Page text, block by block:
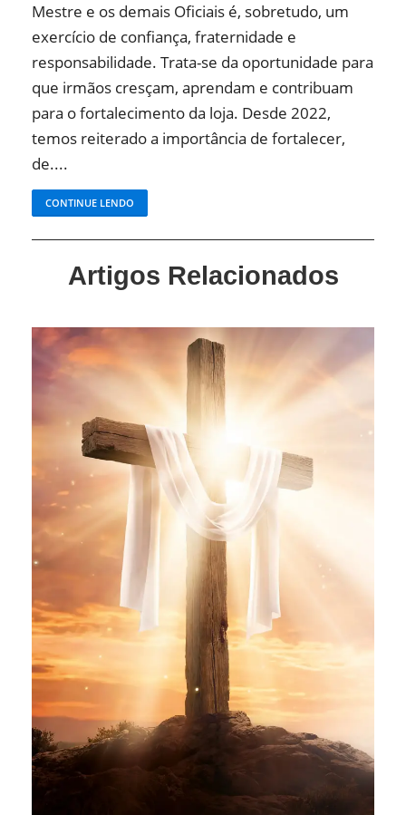
Mestre e os demais Oficiais é, sobretudo, um
exercício de confiança, fraternidade e
responsabilidade. Trata-se da oportunidade para
que irmãos cresçam, aprendam e contribuam
para o fortalecimento da loja. Desde 2022,
temos reiterado a importância de fortalecer,
de....
CONTINUE LENDO
Artigos Relacionados